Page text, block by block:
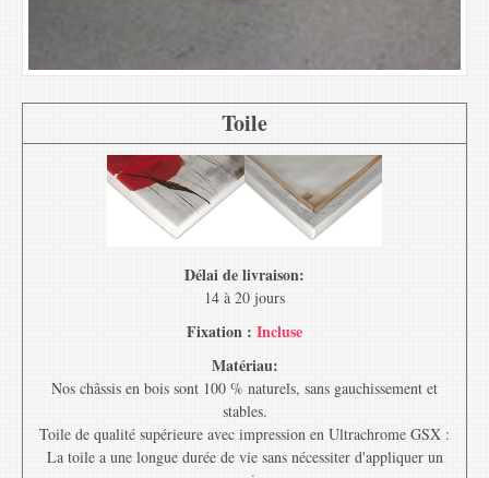
Toile
Délai de livraison:
14 à 20 jours
Fixation : Incluse
Matériau:
Nos châssis en bois sont 100 % naturels, sans gauchissement et
stables.
Toile de qualité supérieure avec impression en Ultrachrome GSX :
La toile a une longue durée de vie sans nécessiter d'appliquer un